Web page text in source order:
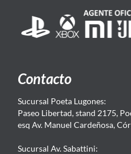
Contacto
Sucursal Poeta Lugones:
Paseo Libertad, stand 2175,
esq Av. Manuel Cardeñosa,
Sucursal Av. Sabattini: